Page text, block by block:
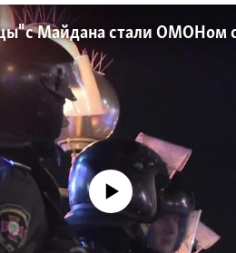
No media source currently available